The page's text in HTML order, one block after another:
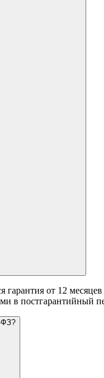
гарантия от 12
в постгарантийный
ФЗ?